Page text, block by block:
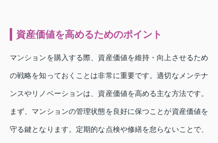
資産価値を高めるためのポイント
マンションを購入する際、資産価値を維持・向上させるため
の戦略を知っておくことは非常に重要です。適切なメンテナ
ンスやリノベーションは、資産価値を高める主な方法です。
まず、マンションの管理状態を良好に保つことが資産価値を
守る鍵となります。定期的な点検や修繕を怠らないことで、